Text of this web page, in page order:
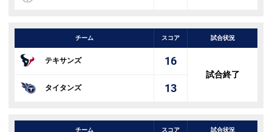
チーム スコア 試合状況
テキサンズ 16
試合終了
タイタンズ 13
チーム スコア 試合状況